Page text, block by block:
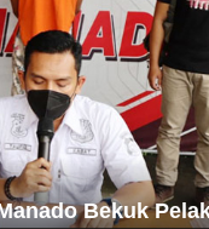
Bekuk